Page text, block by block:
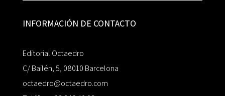
INFORMACIÓN DE CONTACTO
Editorial Octaedro
C/ Bailén, 5, 08010 Barcelona
octaedro@octaedro.com